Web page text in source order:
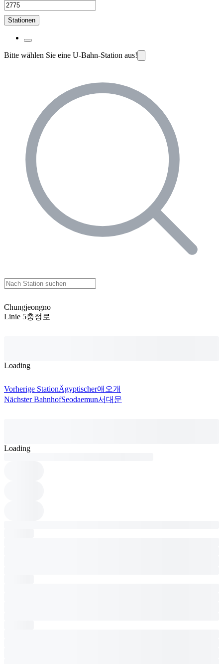
Stationen
Bitte wählen Sie eine U-Bahn-Station aus!
Chungjeongno
Linie 5충정로
Loading
Vorherige StationÄgyptischer애오개
Nächster BahnhofSeodaemun서대문
Loading